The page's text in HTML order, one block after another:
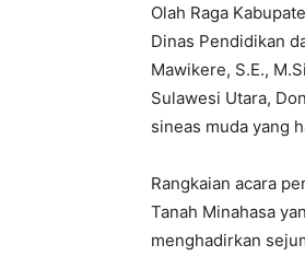
Olah Raga
Dinas Pendidikan
Mawikere, S.E.,
Sulawesi Utara,
sineas muda yang
Rangkaian acara
Tanah Minahasa
menghadirkan